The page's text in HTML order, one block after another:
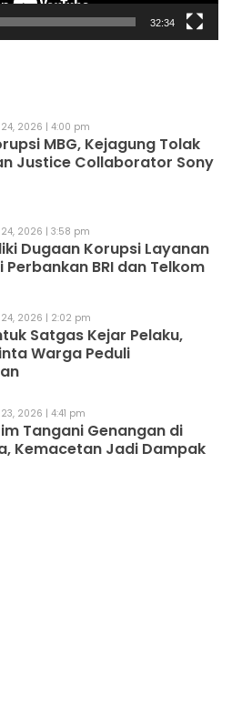
32:34
2026 | 4:00 pm
MBG, Kejagung Tolak
Justice Collaborator Sony
2026 | 3:58 pm
Dugaan Korupsi Layanan
BRI dan Telkom
2026 | 2:02 pm
Satgas Kejar Pelaku,
Warga Peduli
2026 | 4:41 pm
Tangani Genangan di
Kemacetan Jadi Dampak